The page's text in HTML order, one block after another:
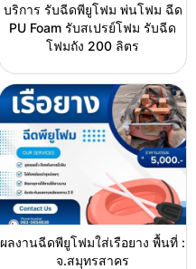
บริการ รับฉีดพียูโฟม พ่นโฟม ฉีด
PU Foam รับสเปรย์โฟม รับฉีด
โฟมถัง 200 ลิตร
ผลงานฉีดพียูโฟมใส่เรือยาง พื้นที่ :
จ.สมุทรสาคร